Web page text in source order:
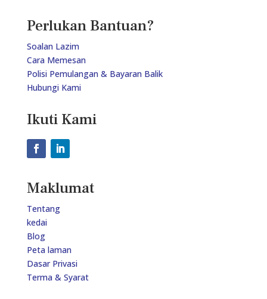
Perlukan Bantuan?
Soalan Lazim
Cara Memesan
Polisi Pemulangan & Bayaran Balik
Hubungi Kami
Ikuti Kami
Maklumat
Tentang
kedai
Blog
Peta laman
Dasar Privasi
Terma & Syarat